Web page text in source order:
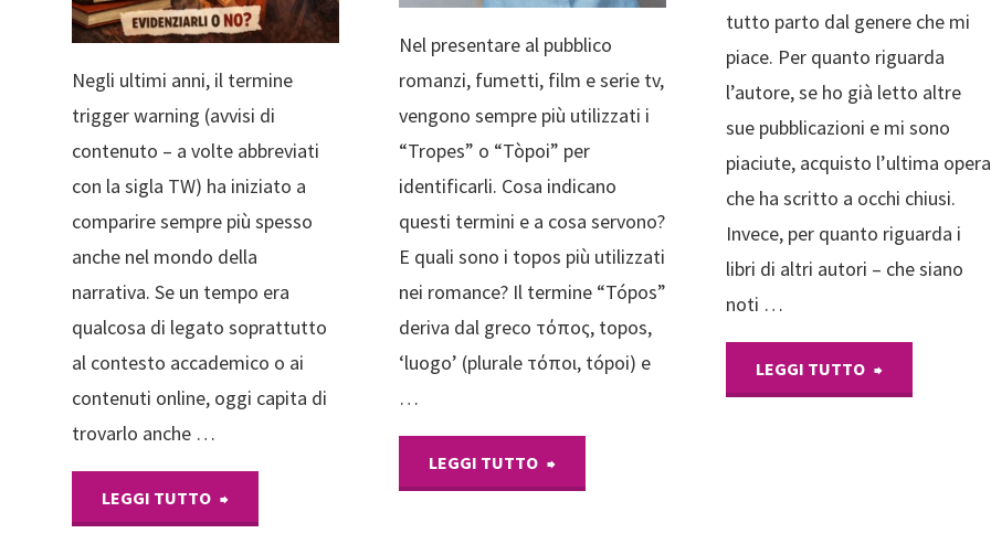
Negli ultimi anni, il termine
trigger warning (avvisi di
contenuto – a volte abbreviati
con la sigla TW) ha iniziato a
comparire sempre più spesso
anche nel mondo della
narrativa. Se un tempo era
qualcosa di legato soprattutto
al contesto accademico o ai
contenuti online, oggi capita di
trovarlo anche …
LEGGI TUTTO "Trigger
Nel presentare al pubblico
romanzi, fumetti, film e serie tv,
vengono sempre più utilizzati i
“Tropes” o “Tòpoi” per
identificarli. Cosa indicano
questi termini e a cosa servono?
E quali sono i topos più utilizzati
nei romance? Il termine “Tópos”
deriva dal greco τόπος, topos,
‘luogo’ (plurale τόποι, tópoi) e
…
LEGGI TUTTO "Romance
tutto parto dal genere che mi
piace. Per quanto riguarda
l’autore, se ho già letto altre
sue pubblicazioni e mi sono
piaciute, acquisto l’ultima opera
che ha scritto a occhi chiusi.
Invece, per quanto riguarda i
libri di altri autori – che siano
noti …
LEGGI TUTTO "Le